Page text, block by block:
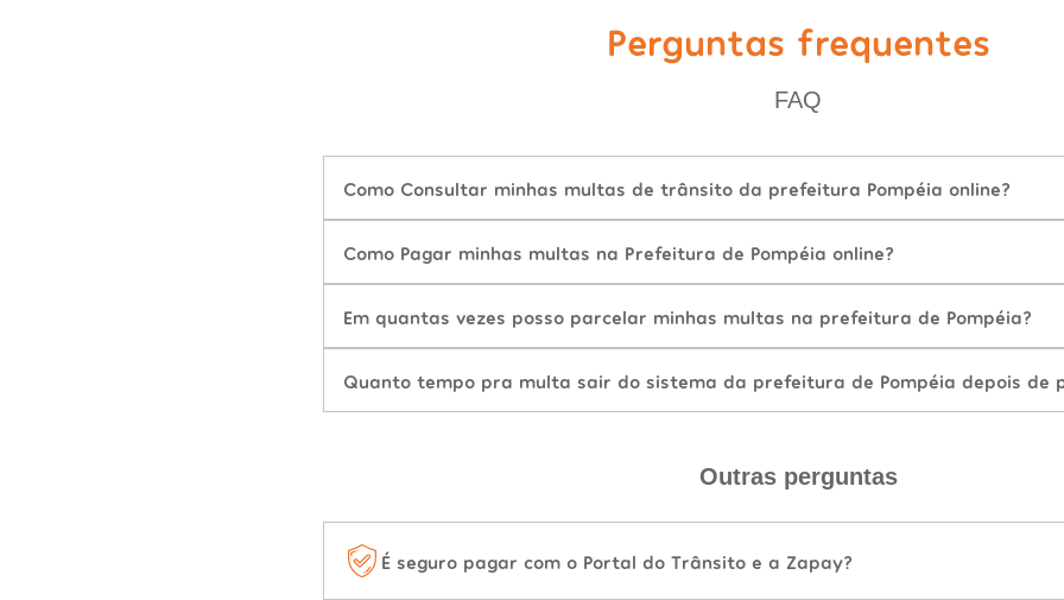
Perguntas frequentes
FAQ
Como Consultar minhas multas de trânsito da prefeitura Pompéia online?
Como Pagar minhas multas na Prefeitura de Pompéia online?
Em quantas vezes posso parcelar minhas multas na prefeitura de Pompéia?
Quanto tempo pra multa sair do sistema da prefeitura de Pompéia depois de
Outras perguntas
É seguro pagar com o Portal do Trânsito e a Zapay?